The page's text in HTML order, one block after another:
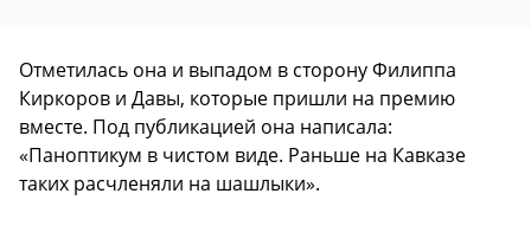
Отметилась она и выпадом в сторону Филиппа
Киркоров и Давы, которые пришли на премию
вместе. Под публикацией она написала:
«Паноптикум в чистом виде. Раньше на Кавказе
таких расчленяли на шашлыки».